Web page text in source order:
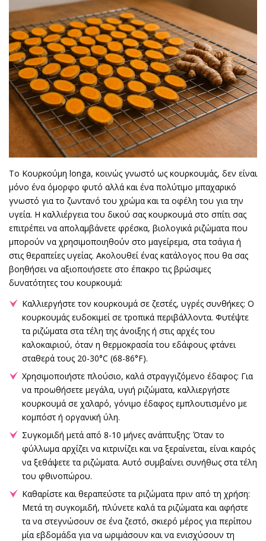
Το Κουρκούμη longa, κοινώς γνωστό ως κουρκουμάς, δεν είναι
μόνο ένα όμορφο φυτό αλλά και ένα πολύτιμο μπαχαρικό
γνωστό για το ζωντανό του χρώμα και τα οφέλη του για την
υγεία. Η καλλιέργεια του δικού σας κουρκουμά στο σπίτι σας
επιτρέπει να απολαμβάνετε φρέσκα, βιολογικά ριζώματα που
μπορούν να χρησιμοποιηθούν στο μαγείρεμα, στα τσάγια ή
στις θεραπείες υγείας. Ακολουθεί ένας κατάλογος που θα σας
βοηθήσει να αξιοποιήσετε στο έπακρο τις βρώσιμες
δυνατότητες του κουρκουμά:
Καλλιεργήστε τον κουρκουμά σε ζεστές, υγρές συνθήκες: Ο
κουρκουμάς ευδοκιμεί σε τροπικά περιβάλλοντα. Φυτέψτε
τα ριζώματα στα τέλη της άνοιξης ή στις αρχές του
καλοκαιριού, όταν η θερμοκρασία του εδάφους φτάνει
σταθερά τους 20-30°C (68-86°F).
Χρησιμοποιήστε πλούσιο, καλά στραγγιζόμενο έδαφος: Για
να προωθήσετε μεγάλα, υγιή ριζώματα, καλλιεργήστε
κουρκουμά σε χαλαρό, γόνιμο έδαφος εμπλουτισμένο με
κομπόστ ή οργανική ύλη.
Συγκομιδή μετά από 8-10 μήνες ανάπτυξης: Όταν το
φύλλωμα αρχίζει να κιτρινίζει και να ξεραίνεται, είναι καιρός
να ξεθάψετε τα ριζώματα. Αυτό συμβαίνει συνήθως στα τέλη
του φθινοπώρου.
Καθαρίστε και θεραπεύστε τα ριζώματα πριν από τη χρήση:
Μετά τη συγκομιδή, πλύνετε καλά τα ριζώματα και αφήστε
τα να στεγνώσουν σε ένα ζεστό, σκιερό μέρος για περίπου
μία εβδομάδα για να ωριμάσουν και να ενισχύσουν τη